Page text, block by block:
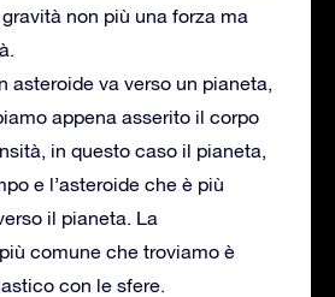
non più una forza ma
asteroide va verso un pianeta,
appena asserito il corpo
in questo caso il pianeta,
e l’asteroide che è più
il pianeta. La
comune che troviamo è
con le sfere.